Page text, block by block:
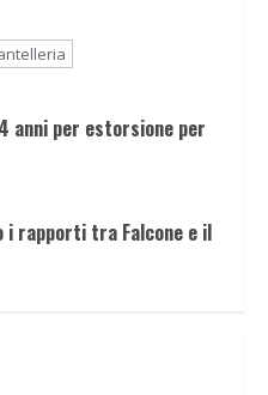
anni per estorsione per
i rapporti tra Falcone e il